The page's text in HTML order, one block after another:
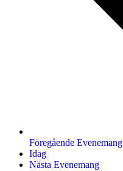
Föregående Evenemang
Idag
Nästa Evenemang